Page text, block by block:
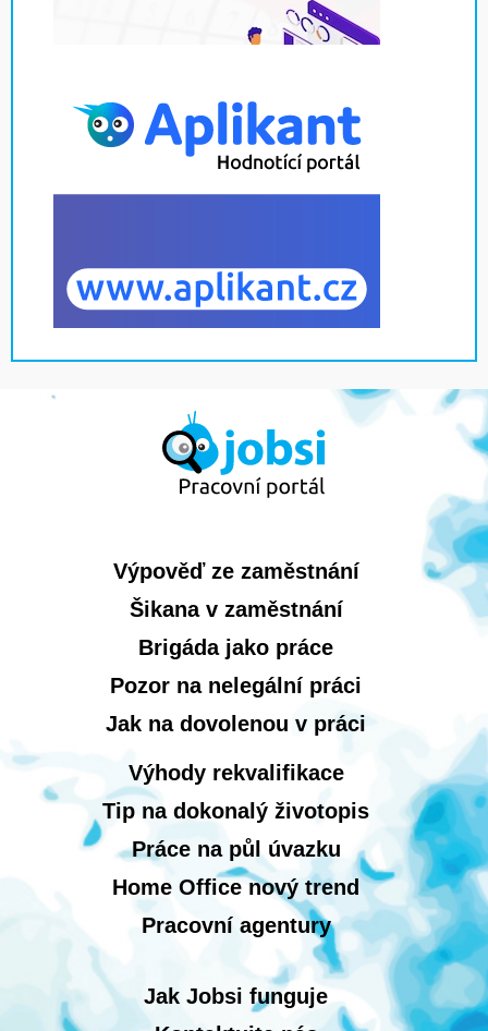
Výpověď ze zaměstnání
Šikana v zaměstnání
Brigáda jako práce
Pozor na nelegální práci
Jak na dovolenou v práci
Výhody rekvalifikace
Tip na dokonalý životopis
Práce na půl úvazku
Home Office nový trend
Pracovní agentury
Jak Jobsi funguje